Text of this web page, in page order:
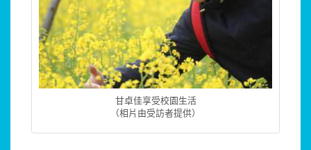
甘卓佳享受校園生活
（相片由受訪者提供）